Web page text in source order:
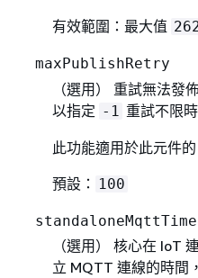
有效範圍：最大值
maxPublishRetry
（選用） 重試無法發
以指定 -1 重試不限
此功能適用於此元件
預設：
100
（選用） 核心在 IoT
立 MQTT 連線的時間